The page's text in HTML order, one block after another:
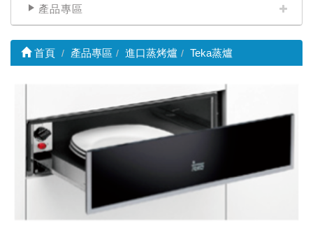
產品專區
首頁 產品專區 進口蒸烤爐 Teka蒸爐